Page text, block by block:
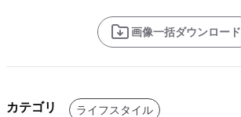
画像一括ダウンロード
カテゴリ ライフスタイル